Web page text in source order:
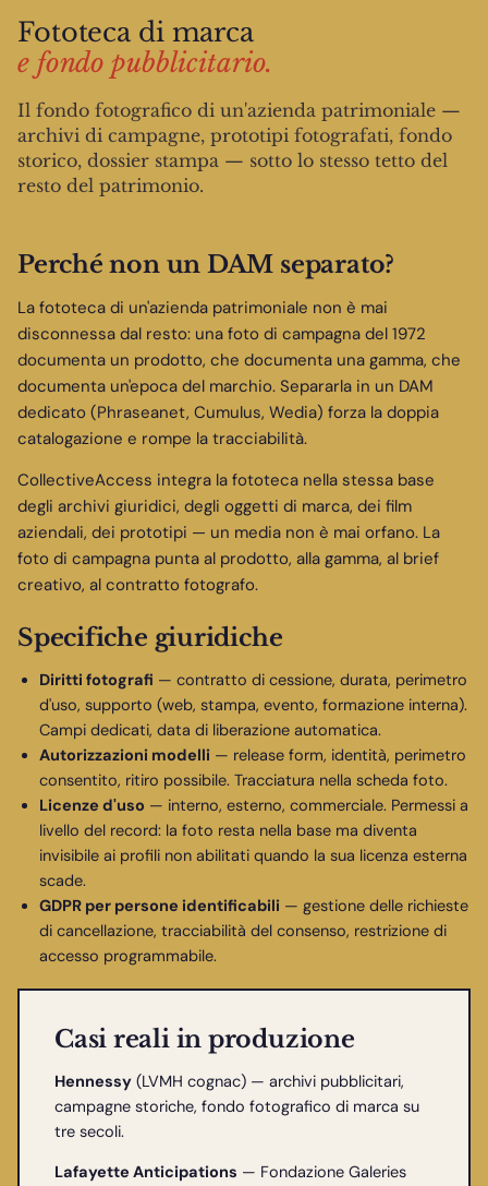
Fototeca di marca
e fondo pubblicitario.
Il fondo fotografico di un'azienda patrimoniale —
archivi di campagne, prototipi fotografati, fondo
storico, dossier stampa — sotto lo stesso tetto del
resto del patrimonio.
Perché non un DAM separato?
La fototeca di un'azienda patrimoniale non è mai
disconnessa dal resto: una foto di campagna del 1972
documenta un prodotto, che documenta una gamma, che
documenta un'epoca del marchio. Separarla in un DAM
dedicato (Phraseanet, Cumulus, Wedia) forza la doppia
catalogazione e rompe la tracciabilità.
CollectiveAccess integra la fototeca nella stessa base
degli archivi giuridici, degli oggetti di marca, dei film
aziendali, dei prototipi — un media non è mai orfano. La
foto di campagna punta al prodotto, alla gamma, al brief
creativo, al contratto fotografo.
Specifiche giuridiche
Diritti fotografi — contratto di cessione, durata, perimetro
d'uso, supporto (web, stampa, evento, formazione interna).
Campi dedicati, data di liberazione automatica.
Autorizzazioni modelli — release form, identità, perimetro
consentito, ritiro possibile. Tracciatura nella scheda foto.
Licenze d'uso — interno, esterno, commerciale. Permessi a
livello del record: la foto resta nella base ma diventa
invisibile ai profili non abilitati quando la sua licenza esterna
scade.
GDPR per persone identificabili — gestione delle richieste
di cancellazione, tracciabilità del consenso, restrizione di
accesso programmabile.
Casi reali in produzione
Hennessy (LVMH cognac) — archivi pubblicitari,
campagne storiche, fondo fotografico di marca su
tre secoli.
Lafayette Anticipations — Fondazione Galeries